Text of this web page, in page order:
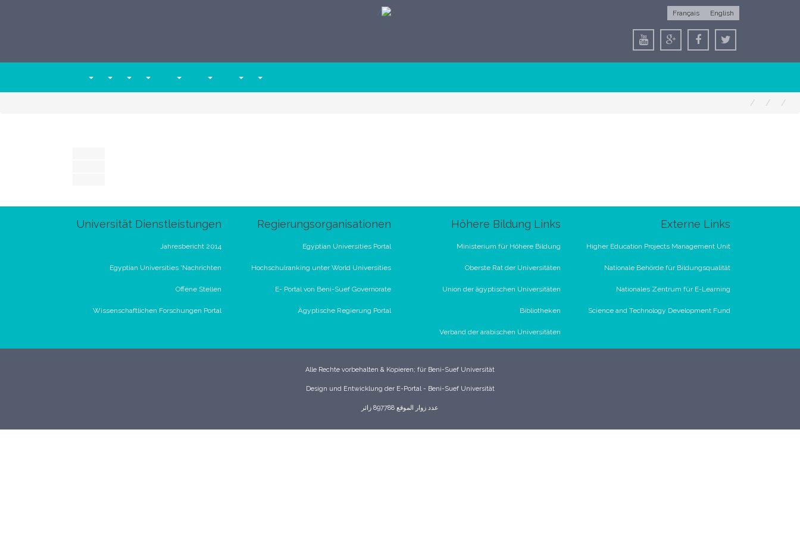
English
Français
Universität Dienstleistungen
Jahresbericht 2014
Egyptian Universities 'Nachrichten
Offene Stellen
Wissenschaftlichen Forschungen Portal
Regierungsorganisationen
Egyptian Universities Portal
Hochschulranking unter World Universities
E- Portal von Beni-Suef Governorate
Ägyptische Regierung Portal
Höhere Bildung Links
Ministerium für Höhere Bildung
Oberste Rat der Universitäten
Union der ägyptischen Universitäten
Bibliotheken
Verband der arabischen Universitäten
Externe Links
Higher Education Projects Management Unit
Nationale Behörde für Bildungsqualität
Nationales Zentrum für E-Learning
Science and Technology Development Fund
Alle Rechte vorbehalten & Kopieren; für Beni-Suef Universität
Design und Entwicklung der E-Portal - Beni-Suef Universität
عدد زوار الموقع 897788 زائر